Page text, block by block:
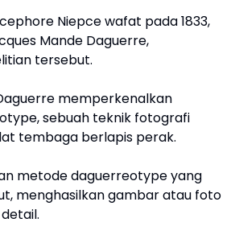
Niepce wafat pada 1833,
Mande Daguerre,
tersebut.
memperkenalkan
sebuah teknik fotografi
tembaga berlapis perak.
metode daguerreotype yang
menghasilkan gambar atau foto